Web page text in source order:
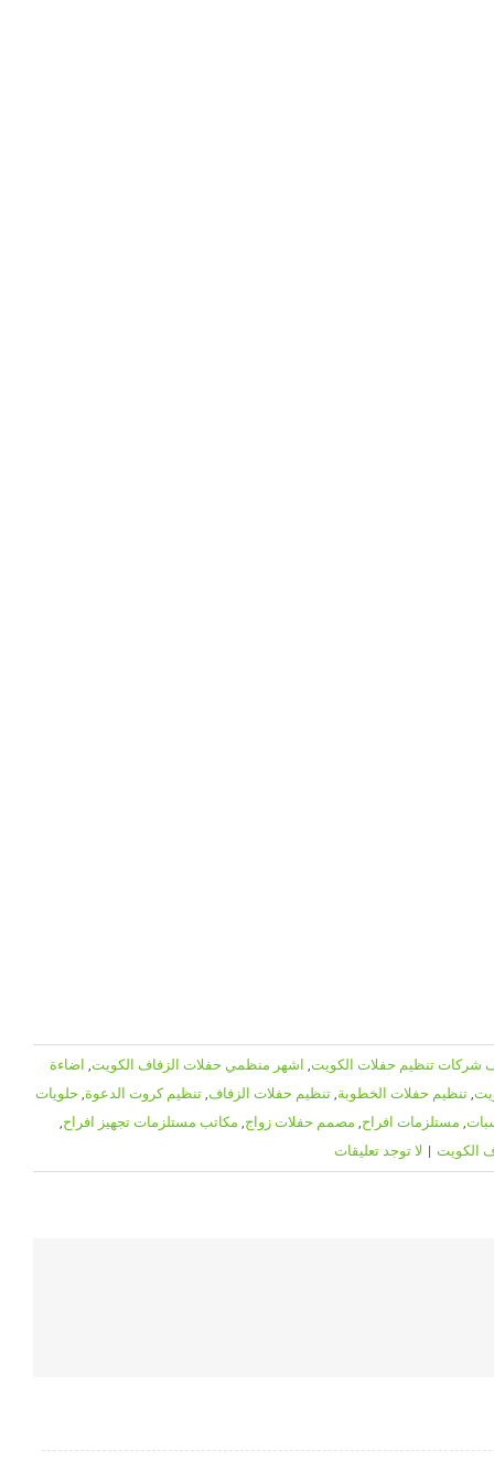
شركات تنظيم حفلات الكويت, اشهر منظمي حفلات الزفاف الكويت, اضاءة
, تنظيم حفلات الخطوبة, تنظيم حفلات الزفاف, تنظيم كروت الدعوة, حلويات
, مستلزمات افراح, مصمم حفلات زواج, مكاتب مستلزمات تجهيز افراح,
الكويت | لا توجد تعليقات